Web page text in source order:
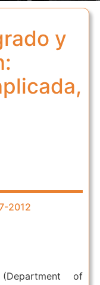
y
2012
(Department of